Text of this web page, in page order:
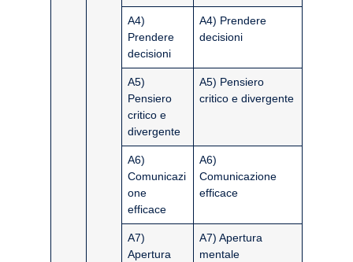
A4)
Prendere
decisioni
A4) Prendere
decisioni
A5)
Pensiero
critico e
divergente
A5) Pensiero
critico e divergente
A6)
Comunicazi
one
efficace
A6)
Comunicazione
efficace
A7)
Apertura
A7) Apertura
mentale